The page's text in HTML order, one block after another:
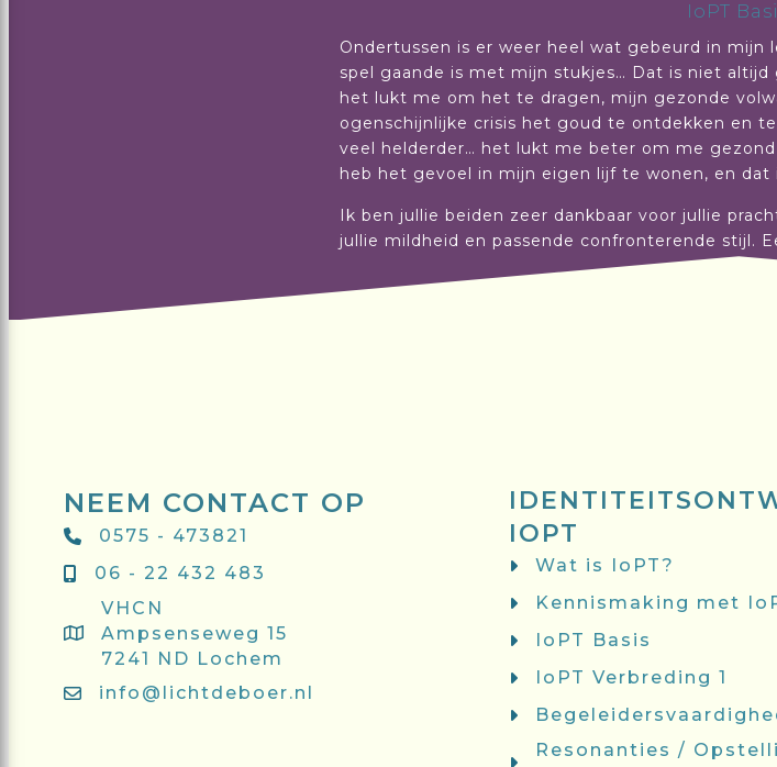
IoPT
Ondertussen is er weer heel wat gebeurd in
spel gaande is met mijn stukjes… Dat is niet
het lukt me om het te dragen, mijn gezonde
ogenschijnlijke crisis het goud te ontdekken en
veel helderder… het lukt me beter om me
heb het gevoel in mijn eigen lijf te wonen, en dat
Ik ben jullie beiden zeer dankbaar voor jullie
jullie mildheid en passende confronterende stijl.
NEEM CONTACT OP
0575 - 473821
06 - 22 432 483
VHCN
Ampsenseweg 15
7241 ND Lochem
info@lichtdeboer.nl
IOPT
Wat is IoPT?
Kennismaking met
IoPT Basis
IoPT Verbreding 1
Resonanties /